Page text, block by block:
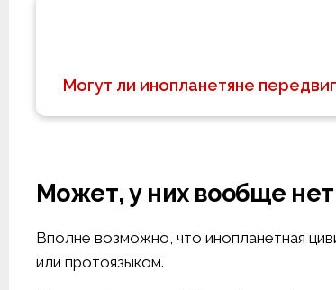
Могут ли инопланетяне
Может, у них вообще
Вполне возможно, что инопланетная
или протоязыком.